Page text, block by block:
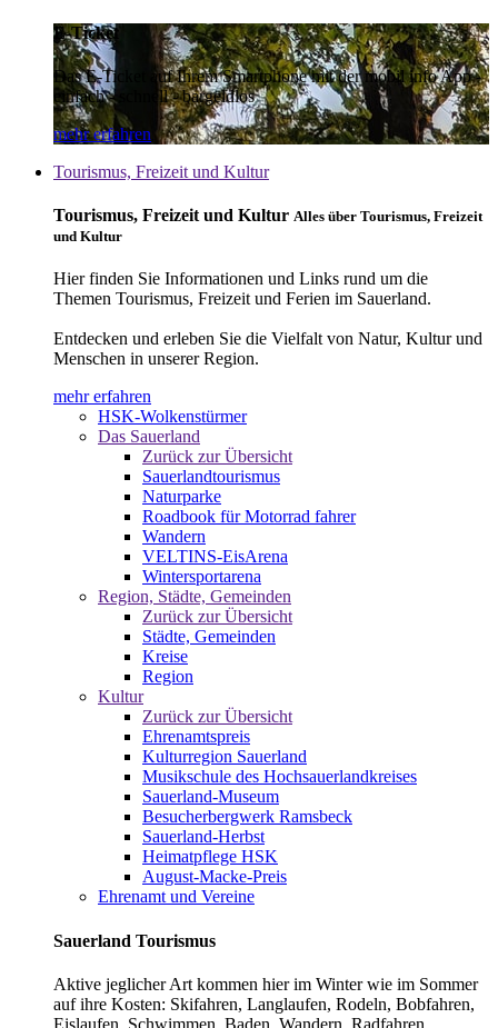
E-Ticket
Das E-Ticket auf Ihrem Smartphone mit der mobil info App -
einfach - schnell - bargeldlos
mehr erfahren
Tourismus, Freizeit und Kultur
Tourismus, Freizeit und Kultur Alles über Tourismus, Freizeit
und Kultur
Hier finden Sie Informationen und Links rund um die
Themen Tourismus, Freizeit und Ferien im Sauerland.
Entdecken und erleben Sie die Vielfalt von Natur, Kultur und
Menschen in unserer Region.
mehr erfahren
HSK-Wolkenstürmer
Das Sauerland
Zurück zur Übersicht
Sauerlandtourismus
Naturparke
Roadbook für Motorrad fahrer
Wandern
VELTINS-EisArena
Wintersportarena
Region, Städte, Gemeinden
Zurück zur Übersicht
Städte, Gemeinden
Kreise
Region
Kultur
Zurück zur Übersicht
Ehrenamtspreis
Kulturregion Sauerland
Musikschule des Hochsauerlandkreises
Sauerland-Museum
Besucherbergwerk Ramsbeck
Sauerland-Herbst
Heimatpflege HSK
August-Macke-Preis
Ehrenamt und Vereine
Sauerland Tourismus
Aktive jeglicher Art kommen hier im Winter wie im Sommer
auf ihre Kosten: Skifahren, Langlaufen, Rodeln, Bobfahren,
Eislaufen, Schwimmen, Baden, Wandern, Radfahren,